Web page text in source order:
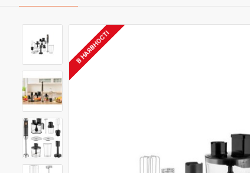
В НАЯВНОСТІ